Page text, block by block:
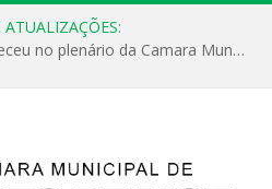
Hoje dia 05 de julho aconteceu no plenário da Camara Municipal de Porto de Moz a Sessão Solene de Abertura dos Trabalhos Legislativos 2º Período da 23ª Legislatura